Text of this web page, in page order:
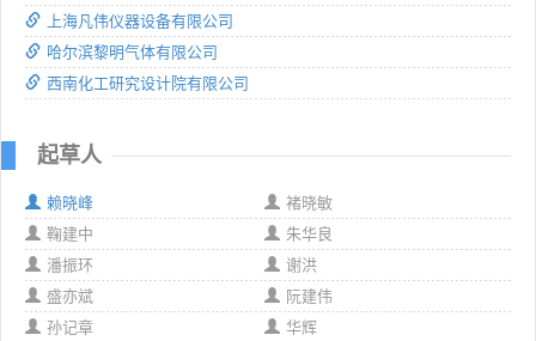
上海凡伟仪器设备有限公司
哈尔滨黎明气体有限公司
西南化工研究设计院有限公司
起草人
赖晓峰
褚晓敏
鞠建中
朱华良
潘振环
谢洪
盛亦斌
阮建伟
孙记章
华辉